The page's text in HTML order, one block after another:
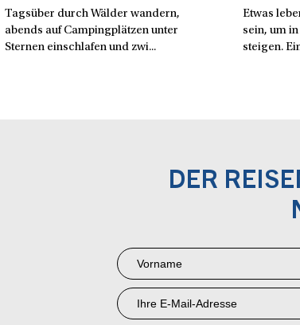
Tagsüber durch Wälder wandern,
abends auf Campingplätzen unter
Sternen einschlafen und zwi...
Etwas
sein, um
steigen.
DER
Newsletter
Anmeldung
RMI